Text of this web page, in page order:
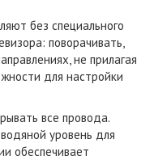
без специального
поворачивать,
не прилагая
для настройки
все провода.
уровень для
обеспечивает